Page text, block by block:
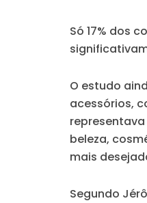
Só 17% dos
O estudo
acessórios,
beleza,
mais
Segundo